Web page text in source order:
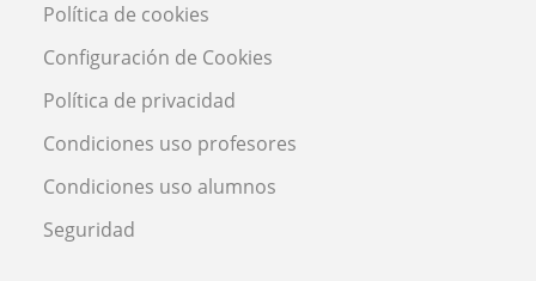
Política de cookies
Configuración de Cookies
Política de privacidad
Condiciones uso profesores
Condiciones uso alumnos
Seguridad